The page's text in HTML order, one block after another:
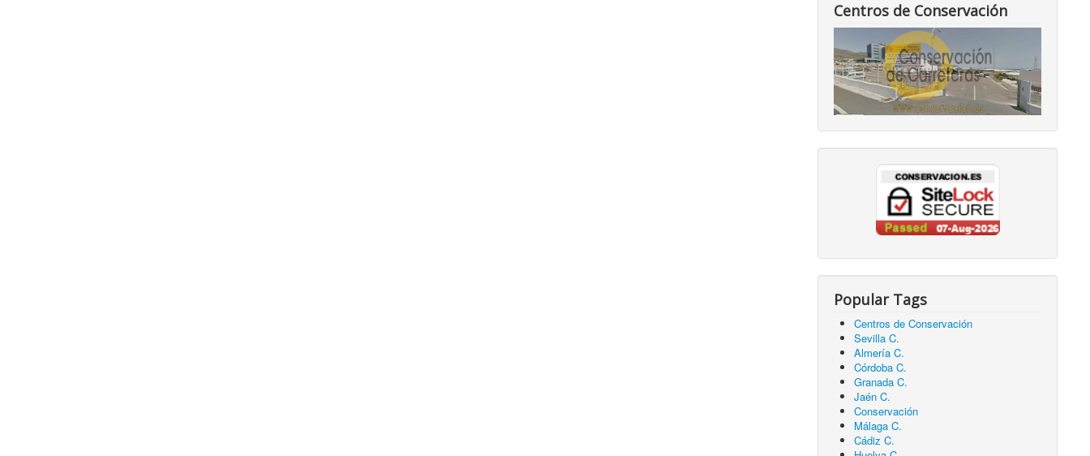
Centros de Conservación
Popular Tags
Centros de Conservación
Sevilla C.
Almería C.
Córdoba C.
Granada C.
Jaén C.
Conservación
Málaga C.
Cádiz C.